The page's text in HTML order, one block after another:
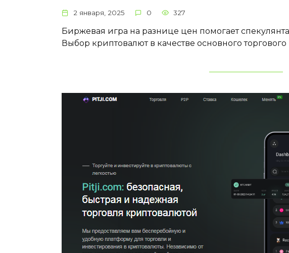
2 января, 2025 0 327
Биржевая игра на разнице цен помогает
Выбор криптовалют в качестве основного